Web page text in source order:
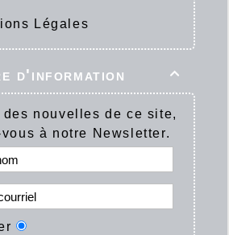
Légales

d'information
des nouvelles de ce site,
à notre Newsletter.